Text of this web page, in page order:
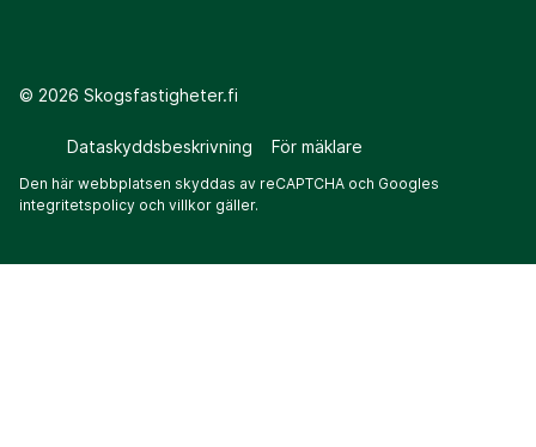
© 2026 Skogsfastigheter.fi
Dataskyddsbeskrivning För mäklare
Den här webbplatsen skyddas av reCAPTCHA och Googles
integritetspolicy och villkor gäller.